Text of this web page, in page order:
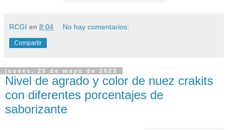
RCGI en 8:04 No hay comentarios:
Compartir
jueves, 25 de mayo de 2023
Nivel de agrado y color de nuez crakits
con diferentes porcentajes de
saborizante